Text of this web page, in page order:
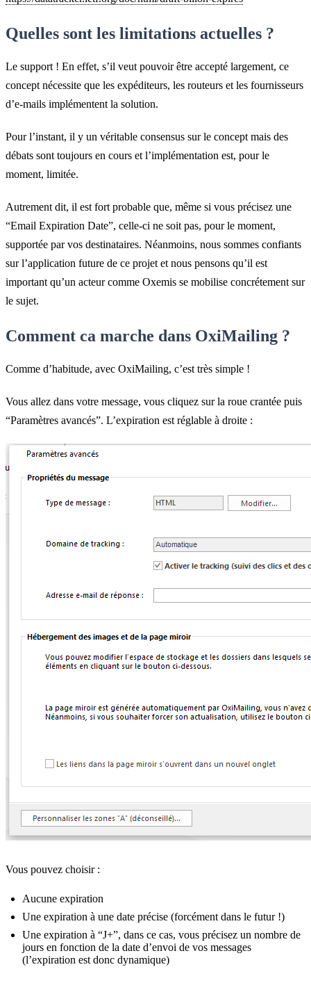
Quelles sont les limitations actuelles ?
Le support ! En effet, s’il veut pouvoir être accepté largement, ce
concept nécessite que les expéditeurs, les routeurs et les fournisseurs
d’e-mails implémentent la solution.
Pour l’instant, il y un véritable consensus sur le concept mais des
débats sont toujours en cours et l’implémentation est, pour le
moment, limitée.
Autrement dit, il est fort probable que, même si vous précisez une
“Email Expiration Date”, celle-ci ne soit pas, pour le moment,
supportée par vos destinataires. Néanmoins, nous sommes confiants
sur l’application future de ce projet et nous pensons qu’il est
important qu’un acteur comme Oxemis se mobilise concrétement sur
le sujet.
Comment ca marche dans OxiMailing ?
Comme d’habitude, avec OxiMailing, c’est très simple !
Vous allez dans votre message, vous cliquez sur la roue crantée puis
“Paramètres avancés”. L’expiration est réglable à droite :
Vous pouvez choisir :
Aucune expiration
Une expiration à une date précise (forcément dans le futur !)
Une expiration à “J+”, dans ce cas, vous précisez un nombre de
jours en fonction de la date d’envoi de vos messages
(l’expiration est donc dynamique)